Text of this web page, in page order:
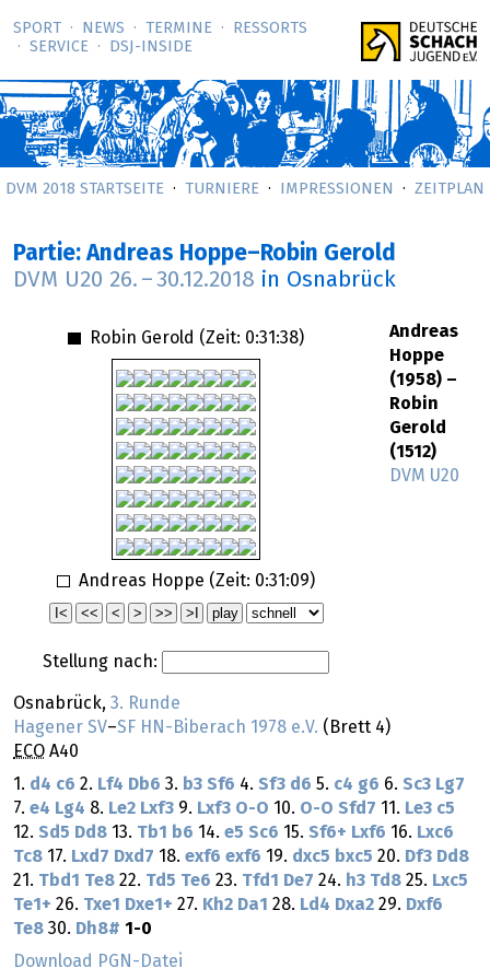
SPORT NEWS TERMINE
RESSORTS
SERVICE
DSJ-­INSIDE
DVM 2018 STARTSEITE TURNIERE IMPRESSIONEN ZEITPLAN
Partie: Andreas Hoppe–Robin Gerold
DVM U20 26. – 30.12.2018 in Osnabrück
Robin Gerold (Zeit: 0:31:38)
Andreas Hoppe (Zeit: 0:31:09)
Stellung nach:
Andreas
Hoppe
(1958) –
Robin
Gerold
(1512)
DVM U20
Osnabrück, 3. Runde
Hagener SV–SF HN-Biberach 1978 e.V. (Brett 4)
ECO A40
1. d4 c6 2. Lf4 Db6 3. b3 Sf6 4. Sf3 d6 5. c4 g6 6. Sc3 Lg7
7. e4 Lg4 8. Le2 Lxf3 9. Lxf3 O-O 10. O-O Sfd7 11. Le3 c5
12. Sd5 Dd8 13. Tb1 b6 14. e5 Sc6 15. Sf6+ Lxf6 16. Lxc6
Tc8 17. Lxd7 Dxd7 18. exf6 exf6 19. dxc5 bxc5 20. Df3 Dd8
21. Tbd1 Te8 22. Td5 Te6 23. Tfd1 De7 24. h3 Td8 25. Lxc5
Te1+ 26. Txe1 Dxe1+ 27. Kh2 Da1 28. Ld4 Dxa2 29. Dxf6
Te8 30. Dh8# 1-0
Download PGN-Datei